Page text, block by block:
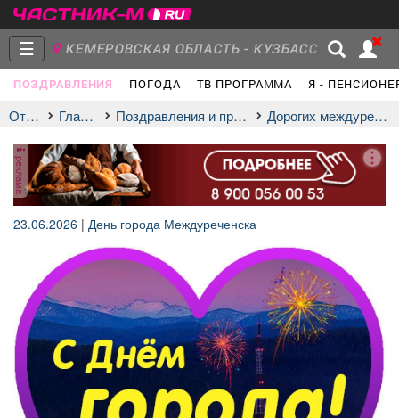
☰ КЕМЕРОВСКАЯ ОБЛАСТЬ - КУЗБАСС
ПОЗДРАВЛЕНИЯ ПОГОДА ТВ ПРОГРАММА
Я -
Главная
Объявления Недвижимость Услуги
Работа Транспорт Компании
Афиша Обучение Проекты
Отдых Главная Поздравления и праздники дорогих междуреченцев
реклама
23.06.2026 | День города Междуреченска